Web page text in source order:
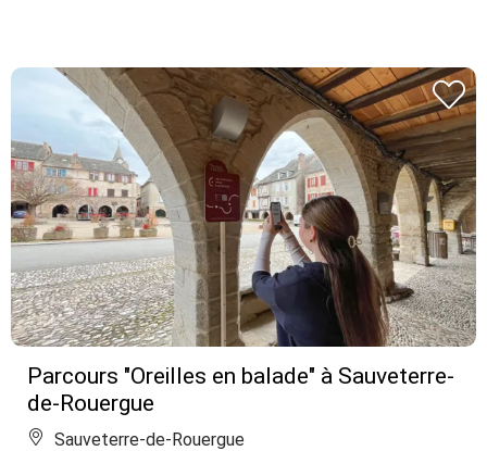
Parcours "Oreilles en balade" à Sauveterre-
de-Rouergue
Sauveterre-de-Rouergue